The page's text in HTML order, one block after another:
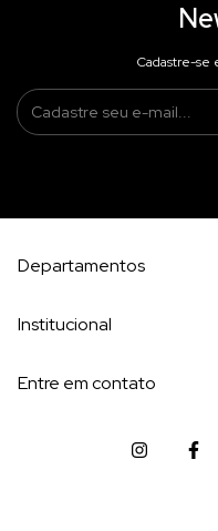
Cadastre-se
Departamentos
Institucional
Entre em contato